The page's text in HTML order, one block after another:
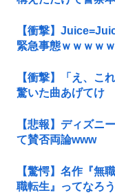
【衝撃】
緊急事態ｗｗｗｗ
【衝撃】「え、こ
驚いた曲あげてけ
【悲報】ディズニ
て賛否両論www
【驚愕】名作『無
職転生』ってなろ